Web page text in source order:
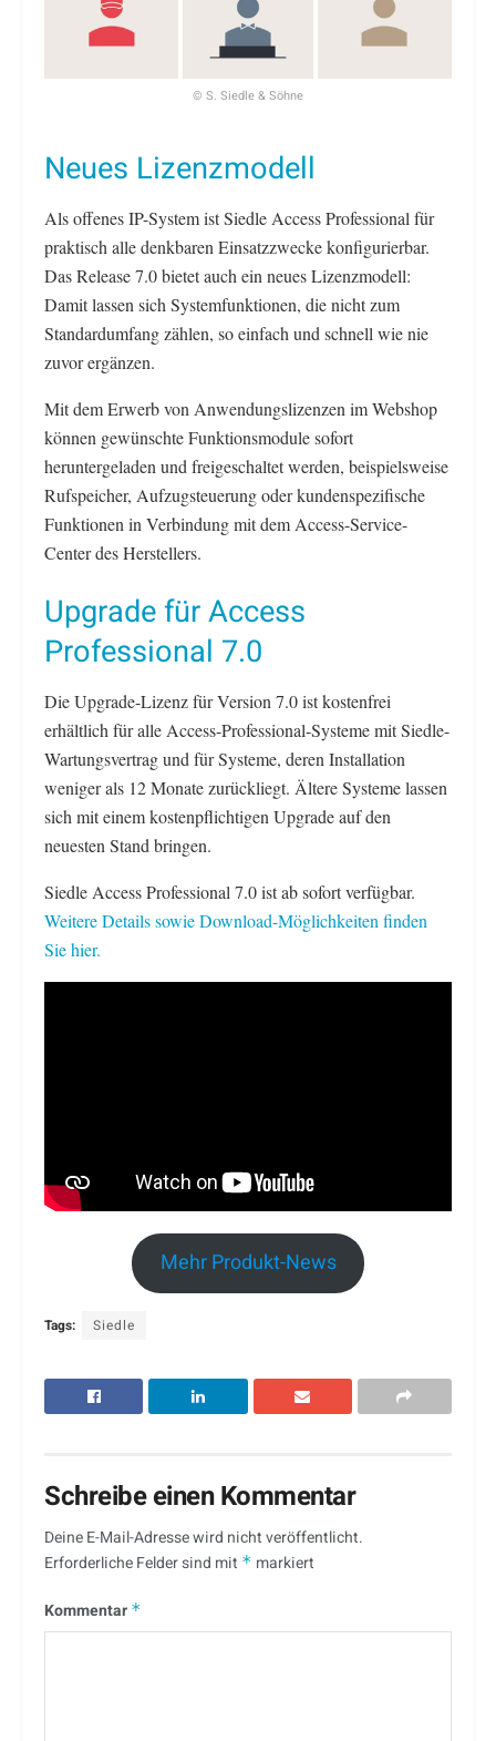
© S. Siedle & Söhne
Neues Lizenzmodell
Als offenes IP-System ist Siedle Access Professional für
praktisch alle denkbaren Einsatzzwecke konfigurierbar.
Das Release 7.0 bietet auch ein neues Lizenzmodell:
Damit lassen sich Systemfunktionen, die nicht zum
Standardumfang zählen, so einfach und schnell wie nie
zuvor ergänzen.
Mit dem Erwerb von Anwendungslizenzen im Webshop
können gewünschte Funktionsmodule sofort
heruntergeladen und freigeschaltet werden, beispielsweise
Rufspeicher, Aufzugsteuerung oder kundenspezifische
Funktionen in Verbindung mit dem Access-Service-
Center des Herstellers.
Upgrade für Access
Professional 7.0
Die Upgrade-Lizenz für Version 7.0 ist kostenfrei
erhältlich für alle Access-Professional-Systeme mit Siedle-
Wartungsvertrag und für Systeme, deren Installation
weniger als 12 Monate zurückliegt. Ältere Systeme lassen
sich mit einem kostenpflichtigen Upgrade auf den
neuesten Stand bringen.
Siedle Access Professional 7.0 ist ab sofort verfügbar.
Weitere Details sowie Download-Möglichkeiten finden
Sie hier.
Mehr Produkt-News
Tags: Siedle
Schreibe einen Kommentar
Deine E-Mail-Adresse wird nicht veröffentlicht.
Erforderliche Felder sind mit * markiert
Kommentar *